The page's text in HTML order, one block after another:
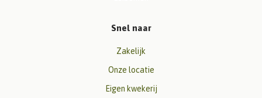
Snel naar
Zakelijk
Onze locatie
Eigen kwekerij